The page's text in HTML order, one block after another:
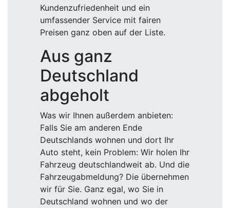
Kundenzufriedenheit und ein
umfassender Service mit fairen
Preisen ganz oben auf der Liste.
Aus ganz
Deutschland
abgeholt
Was wir Ihnen außerdem anbieten:
Falls Sie am anderen Ende
Deutschlands wohnen und dort Ihr
Auto steht, kein Problem: Wir holen Ihr
Fahrzeug deutschlandweit ab. Und die
Fahrzeugabmeldung? Die übernehmen
wir für Sie. Ganz egal, wo Sie in
Deutschland wohnen und wo der